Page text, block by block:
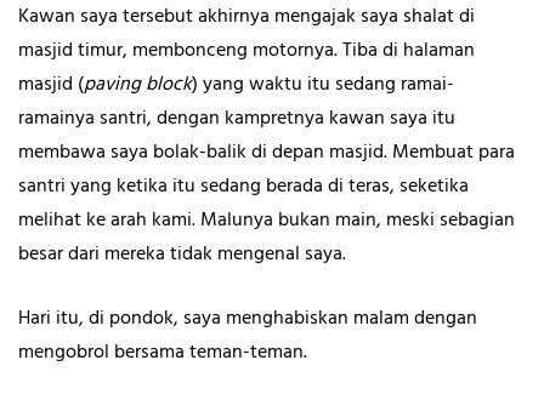
Kawan saya tersebut akhirnya mengajak saya shalat di
masjid timur, membonceng motornya. Tiba di halaman
masjid (paving block) yang waktu itu sedang ramai-
ramainya santri, dengan kampretnya kawan saya itu
membawa saya bolak-balik di depan masjid. Membuat para
santri yang ketika itu sedang berada di teras, seketika
melihat ke arah kami. Malunya bukan main, meski sebagian
besar dari mereka tidak mengenal saya.
Hari itu, di pondok, saya menghabiskan malam dengan
mengobrol bersama teman-teman.